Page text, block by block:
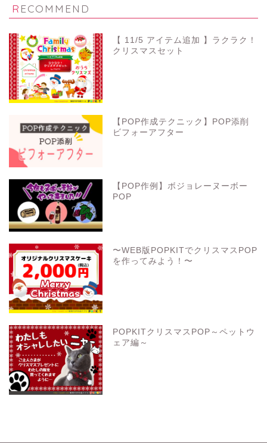
RECOMMEND
【 11/5 アイテム追加 】ラクラク！
クリスマスセット
【POP作成テクニック】POP添削
ビフォーアフター
【POP作例】ボジョレーヌーボー
POP
〜WEB版POPKITでクリスマスPOP
を作ってみよう！〜
POPKITクリスマスPOP～ペットウ
ェア編～